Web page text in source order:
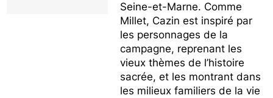
Seine-et-Marne. Comme
Millet, Cazin est inspiré par
les personnages de la
campagne, reprenant les
vieux thèmes de l’histoire
sacrée, et les montrant dans
les milieux familiers de la vie